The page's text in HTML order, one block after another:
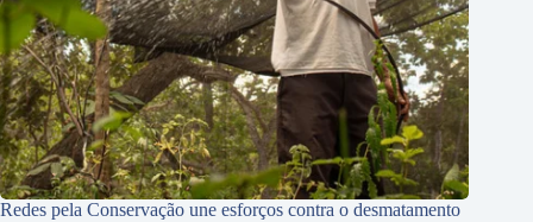
Redes pela Conservação une esforços contra o desmatamento